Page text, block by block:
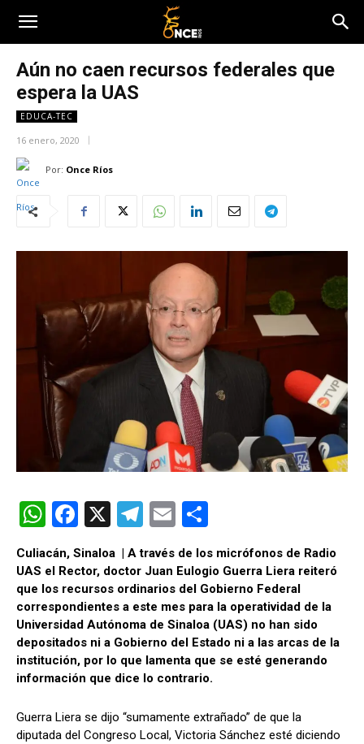
Aún no caen recursos federales que
espera la UAS
EDUCA-TEC
16 enero, 2020
Por: Once Ríos
W
h
at
s
A
p
p
F
a
ce
b
o
o
k
X
T
e
gr
a
m
E
m
ail m
p
ar
tir
Culiacán, Sinaloa | A través de los micrófonos de Radio
UAS el Rector, doctor Juan Eulogio Guerra Liera reiteró
que los recursos ordinarios del Gobierno Federal
correspondientes a este mes para la operatividad de la
Universidad Autónoma de Sinaloa (UAS) no han sido
depositados ni a Gobierno del Estado ni a las arcas de la
institución, por lo que lamenta que se esté generando
información que dice lo contrario.
Guerra Liera se dijo “sumamente extrañado” de que la
diputada del Congreso Local, Victoria Sánchez esté diciendo